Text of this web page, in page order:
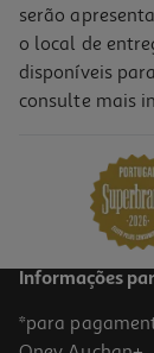
serão
o local de
disponíveis
consulte mais
Informações
*para